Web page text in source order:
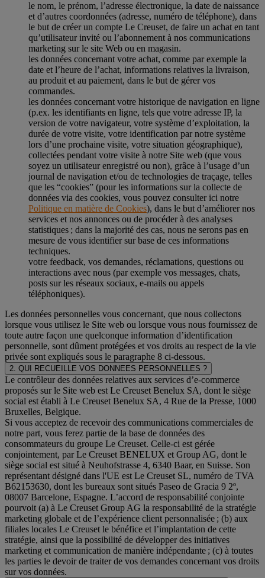
le nom, le prénom, l’adresse électronique, la date de naissance
et d’autres coordonnées (adresse, numéro de téléphone), dans
le but de créer un compte Le Creuset, de faire un achat en tant
qu’utilisateur invité ou l’abonnement à nos communications
marketing sur le site Web ou en magasin.
les données concernant votre achat, comme par exemple la
date et l’heure de l’achat, informations relatives la livraison,
au produit et au paiement, dans le but de gérer vos
commandes.
les données concernant votre historique de navigation en ligne
(p.ex. les identifiants en ligne, tels que votre adresse IP, la
version de votre navigateur, votre système d’exploitation, la
durée de votre visite, votre identification par notre système
lors d’une prochaine visite, votre situation géographique),
collectées pendant votre visite à notre Site web (que vous
soyez un utilisateur enregistré ou non), grâce à l’usage d’un
journal de navigation et/ou de technologies de traçage, telles
que les “cookies” (pour les informations sur la collecte de
données via des cookies, vous pouvez consulter ici notre
Politique en matière de Cookies), dans le but d’améliorer nos
services et nos annonces ou de procéder à des analyses
statistiques ; dans la majorité des cas, nous ne serons pas en
mesure de vous identifier sur base de ces informations
techniques.
votre feedback, vos demandes, réclamations, questions ou
interactions avec nous (par exemple vos messages, chats,
posts sur les réseaux sociaux, e-mails ou appels
téléphoniques).
Les données personnelles vous concernant, que nous collectons
lorsque vous utilisez le Site web ou lorsque vous nous fournissez de
toute autre façon une quelconque information d’identification
personnelle, sont dûment protégées et vos droits au respect de la vie
privée sont expliqués sous le paragraphe 8 ci-dessous.
2. QUI RECUEILLE VOS DONNEES PERSONNELLES ?
Le contrôleur des données relatives aux services d’e-commerce
proposés sur le Site web est Le Creuset Benelux SA, dont le siège
social est établi à Le Creuset Benelux SA, 4 Rue de la Presse, 1000
Bruxelles, Belgique.
Si vous acceptez de recevoir des communications commerciales de
notre part, vous ferez partie de la base de données des
consommateurs du groupe Le Creuset. Celle-ci est gérée
conjointement, par Le Creuset BENELUX et Group AG, dont le
siège social est situé à Neuhofstrasse 4, 6340 Baar, en Suisse. Son
représentant désigné dans l'UE est Le Creuset SL, numéro de TVA
B62153630, dont les bureaux sont situés Paseo de Gracia 9 2º,
08007 Barcelone, Espagne. L’accord de responsabilité conjointe
pourvoit (a) à Le Creuset Group AG la responsabilité de la stratégie
marketing globale et de l’expérience client personnalisée ; (b) aux
filiales locales Le Creuset le bénéfice et l’implantation de cette
stratégie, ainsi que la possibilité de développer des initiatives
marketing et communication de manière indépendante ; (c) à toutes
les parties le devoir de traiter de vos demandes concernant vos droits
sur vos données.